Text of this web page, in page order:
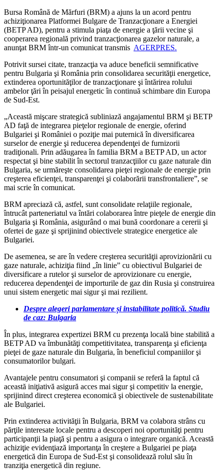
Bursa Română de Mărfuri (BRM) a ajuns la un acord pentru
achiziţionarea Platformei Bulgare de Tranzacţionare a Energiei
(BETP AD), pentru a stimula piaţa de energie a ţării vecine şi
cooperarea regională privind tranzacţionarea gazelor naturale, a
anunţat BRM într-un comunicat transmis AGERPRES.
Potrivit sursei citate, tranzacţia va aduce beneficii semnificative
pentru Bulgaria şi România prin consolidarea securităţii energetice,
extinderea oportunităţilor de tranzacţionare şi întărirea rolului
ambelor ţări în peisajul energetic în continuă schimbare din Europa
de Sud-Est.
„Această mişcare strategică subliniază angajamentul BRM şi BETP
AD faţă de integrarea pieţelor regionale de energie, oferind
Bulgariei şi României o poziţie mai puternică în diversificarea
surselor de energie şi reducerea dependenţei de furnizorii
tradiţionali. Prin adăugarea în familia BRM a BETP AD, un actor
respectat şi bine stabilit în sectorul tranzacţiilor cu gaze naturale din
Bulgaria, se urmăreşte consolidarea pieţei regionale de energie prin
creşterea eficienţei, transparenţei şi colaborării transfrontaliere”, se
mai scrie în comunicat.
BRM apreciază că, astfel, sunt consolidate relaţiile regionale,
întrucât parteneriatul va întări colaborarea între pieţele de energie din
Bulgaria şi România, asigurând o mai bună coordonare a cererii şi
ofertei de gaze şi sprijinind obiectivele strategice energetice ale
Bulgariei.
De asemenea, se are în vedere creşterea securităţii aprovizionării cu
gaze naturale, achiziţia fiind „în linie” cu obiectivul Bulgariei de
diversificare a rutelor şi surselor de aprovizionare cu energie,
reducerea dependenţei de importurile de gaz din Rusia şi construirea
unui sistem energetic mai sigur şi mai rezilient.
Despre alegeri parlamentare și instabilitate politică. Studiu
de caz: Bulgaria
În plus, integrarea expertizei BRM cu prezenţa locală bine stabilită a
BETP AD va îmbunătăţi competitivitatea, transparenţa şi eficienţa
pieţei de gaze naturale din Bulgaria, în beneficiul companiilor şi
consumatorilor bulgari.
Avantajele pentru consumatori şi companii se referă la faptul că
această iniţiativă asigură acces mai sigur şi competitiv la energie,
sprijinind direct creşterea economică şi obiectivele de sustenabilitate
ale Bulgariei.
Prin extinderea activităţii în Bulgaria, BRM va colabora strâns cu
părţile interesate locale pentru a descoperi noi oportunităţi pentru
participanţii la piaţă şi pentru a asigura o integrare organică. Această
achiziţie evidenţiază importanţa în creştere a Bulgariei pe piaţa
energetică din Europa de Sud-Est şi consolidează rolul său în
tranziţia energetică din regiune.